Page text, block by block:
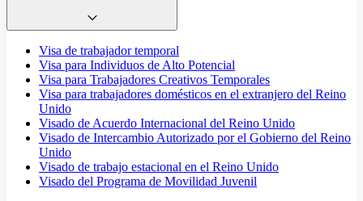
Visa de trabajador temporal
Visa para Individuos de Alto Potencial
Visa para Trabajadores Creativos Temporales
Visa para trabajadores domésticos en el extranjero del Reino
Unido
Visado de Acuerdo Internacional del Reino Unido
Visado de Intercambio Autorizado por el Gobierno del Reino
Unido
Visado de trabajo estacional en el Reino Unido
Visado del Programa de Movilidad Juvenil